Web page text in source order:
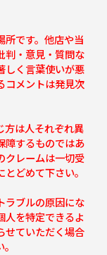
所です。他店や当
判・意見・質問な
しく言葉使いが悪
コメントは発見次
方は人それぞれ異
障するものではあ
クレームは一切受
どめて下さい。
ラブルの原因にな
人を特定できるよ
せていただく場合